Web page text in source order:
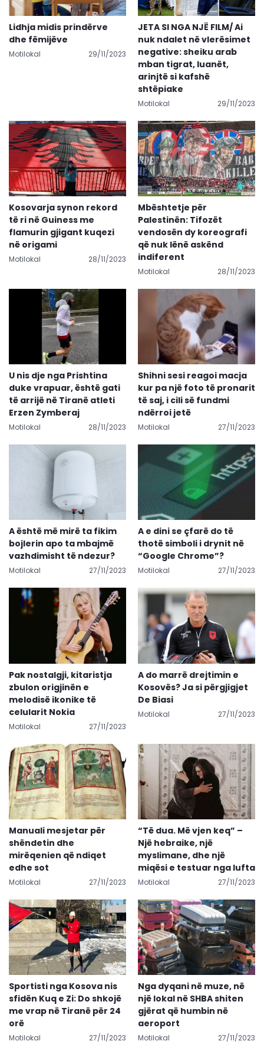
Lidhja midis prindërve
dhe fëmijëve
Motilokal 29/11/2023
JETA SI NGA NJË FILM/ Ai
nuk ndalet në vlerësimet
negative: sheiku arab
mban tigrat, luanët,
arinjtë si kafshë
shtëpiake
Motilokal 29/11/2023
Kosovarja synon rekord
të ri në Guiness me
flamurin gjigant kuqezi
në origami
Motilokal 28/11/2023
Mbështetje për
Palestinën: Tifozët
vendosën dy koreografi
që nuk lënë askënd
indiferent
Motilokal 28/11/2023
U nis dje nga Prishtina
duke vrapuar, është gati
të arrijë në Tiranë atleti
Erzen Zymberaj
Motilokal 28/11/2023
Shihni sesi reagoi macja
kur pa një foto të pronarit
të saj, i cili së fundmi
ndërroi jetë
Motilokal 27/11/2023
A është më mirë ta fikim
bojlerin apo ta mbajmë
vazhdimisht të ndezur?
Motilokal 27/11/2023
A e dini se çfarë do të
thotë simboli i drynit në
“Google Chrome”?
Motilokal 27/11/2023
Pak nostalgji, kitaristja
zbulon origjinën e
melodisë ikonike të
celularit Nokia
Motilokal 27/11/2023
A do marrë drejtimin e
Kosovës? Ja si përgjigjet
De Biasi
Motilokal 27/11/2023
Manuali mesjetar për
shëndetin dhe
mirëqenien që ndiqet
edhe sot
Motilokal 27/11/2023
“Të dua. Më vjen keq” –
Një hebraike, një
myslimane, dhe një
miqësi e testuar nga lufta
Motilokal 27/11/2023
Sportisti nga Kosova nis
sfidën Kuq e Zi: Do shkojë
me vrap në Tiranë për 24
orë
Motilokal 27/11/2023
Nga dyqani në muze, në
një lokal në SHBA shiten
gjërat që humbin në
aeroport
Motilokal 27/11/2023